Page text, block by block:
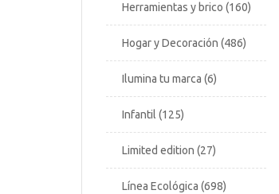
Herramientas y brico 160
Hogar y Decoración 486
Ilumina tu marca 6
Infantil 125
Limited edition 27
Línea Ecológica 698